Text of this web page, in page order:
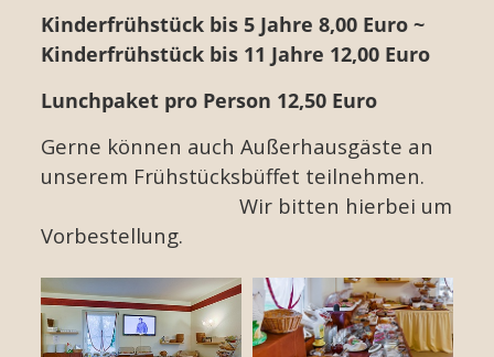
Kinderfrühstück bis 5 Jahre 8,00 Euro ~
Kinderfrühstück bis 11 Jahre 12,00 Euro
Lunchpaket pro Person 12,50 Euro
Gerne können auch Außerhausgäste an
unserem Frühstücksbüffet teilnehmen.
Wir bitten hierbei um
Vorbestellung.